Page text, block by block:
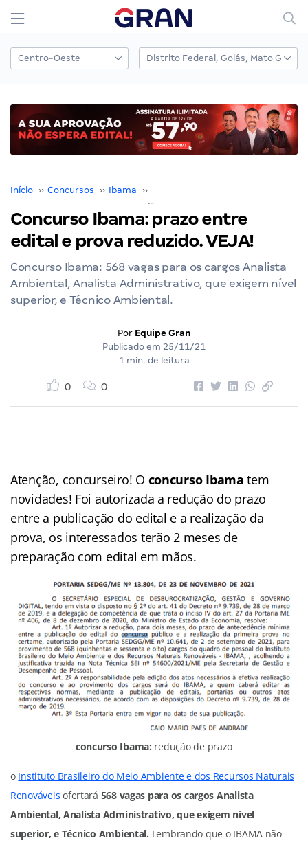
Início ›› Concursos ›› Ibama ››
Concurso Ibama: prazo entre
edital e prova reduzido. VEJA!
Concurso Ibama: 568 vagas para os cargos Analista
Ambiental, Analista Administrativo, que exigem nível
superior, e Técnico Ambiental.
Por Equipe Gran
Publicado em 25/11/21
1 min. de leitura
0 0
Atenção, concurseiro! O concurso Ibama tem
novidades! Foi autorizada a redução do prazo
entre a publicação do edital e a realização da
prova, os interessados terão 2 meses de
preparação com edital em mãos.
concurso Ibama: redução de prazo
o Instituto Brasileiro do Meio Ambiente e dos Recursos Naturais
Renováveis ofertará 568 vagas para os cargos Analista
Ambiental, Analista Administrativo, que exigem nível
superior, e Técnico Ambiental. Lembrando que o IBAMA não